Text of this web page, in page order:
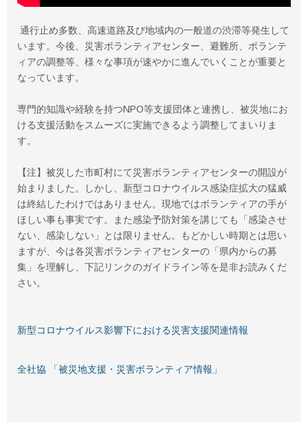
通行止め多数、高速道路及び地域内の一般道の渋滞等発生して
います。今後、災害ボランティアセンター、避難所、ボランテ
ィアの調整等、様々な事項が速やかに進んでいくことが重要と
なっています。
専門的知識や経験を持つNPO等支援団体と連携し、被災地にお
ける支援活動をスムーズに実施できるよう調整してまいりま
す。
【注】被災した市町村にて災害ボランティアセンターの開設が
始まりました。しかし、新型コロナウイルス感染症拡大の猛威
は終結したわけではありません。現地ではボランティアの手が
ほしい事も事実です。また感染予防対策を講じても「感染させ
ない、感染しない」とは限りません。もどかしい時期とは思い
ますが、今は各災害ボランティアセンターの「県内からの募
集」を理解し、下記リンクのガイドライン等を是非お読みくだ
さい。
新型コロナウイルス影響下における災害支援関連情報
全社協 「被災地支援・災害ボランティア情報」